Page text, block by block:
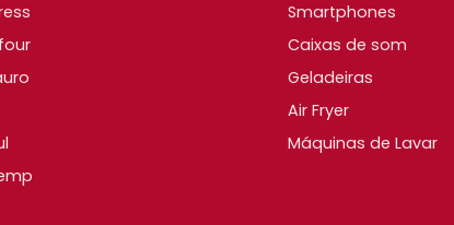
Smartphones
Caixas de som
Geladeiras
Air Fryer
Máquinas de Lavar